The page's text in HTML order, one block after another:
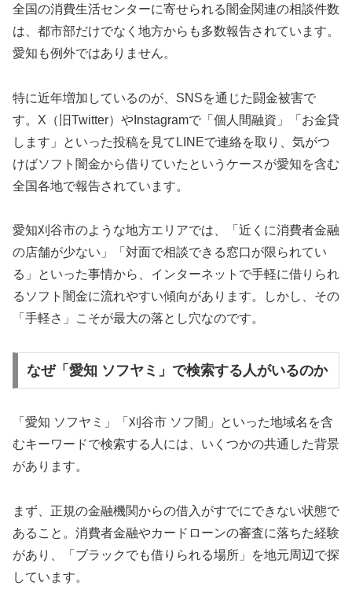
全国の消費生活センターに寄せられる闇金関連の相談件数
は、都市部だけでなく地方からも多数報告されています。
愛知も例外ではありません。
特に近年増加しているのが、SNSを通じた闘金被害で
す。X（旧Twitter）やInstagramで「個人間融資」「お金貸
します」といった投稿を見てLINEで連絡を取り、気がつ
けばソフト闇金から借りていたというケースが愛知を含む
全国各地で報告されています。
愛知刈谷市のような地方エリアでは、「近くに消費者金融
の店舗が少ない」「対面で相談できる窓口が限られてい
る」といった事情から、インターネットで手軽に借りられ
るソフト闇金に流れやすい傾向があります。しかし、その
「手軽さ」こそが最大の落とし穴なのです。
なぜ「愛知 ソフヤミ」で検索する人がいるのか
「愛知 ソフヤミ」「刈谷市 ソフ闇」といった地域名を含
むキーワードで検索する人には、いくつかの共通した背景
があります。
まず、正規の金融機関からの借入がすでにできない状態で
あること。消費者金融やカードローンの審査に落ちた経験
があり、「ブラックでも借りられる場所」を地元周辺で探
しています。